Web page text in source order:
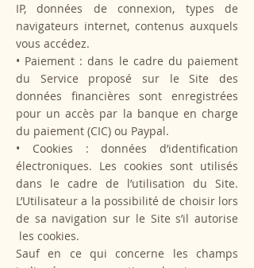
IP, données de connexion, types de
navigateurs internet, contenus auxquels
vous accédez.
• Paiement : dans le cadre du paiement
du Service proposé sur le Site des
données financières sont enregistrées
pour un accès par la banque en charge
du paiement (CIC) ou Paypal.
• Cookies : données d’identification
électroniques. Les cookies sont utilisés
dans le cadre de l’utilisation du Site.
L’Utilisateur a la possibilité de choisir lors
de sa navigation sur le Site s’il autorise
les cookies.
Sauf en ce qui concerne les champs